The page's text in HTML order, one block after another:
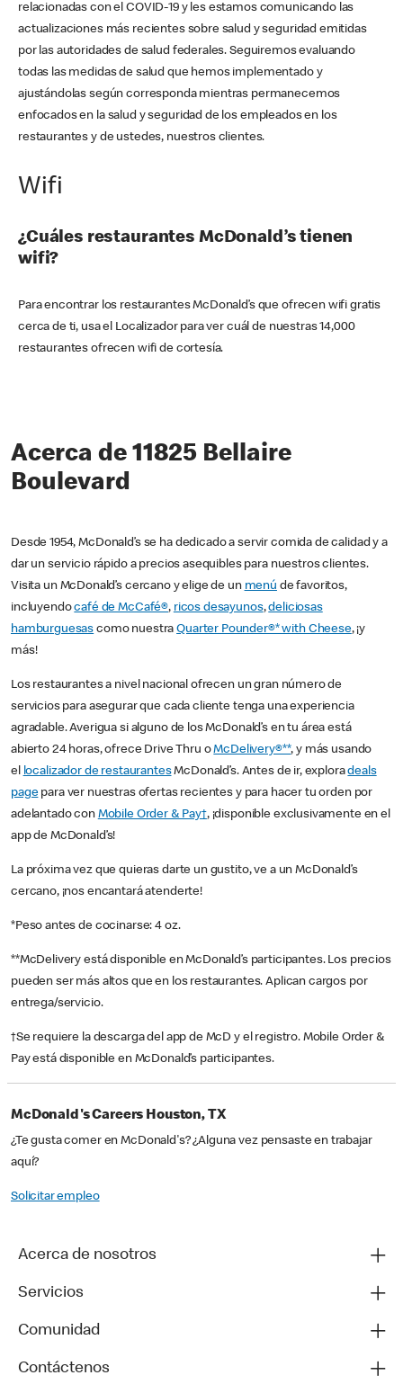
relacionadas con el COVID-19 y les estamos comunicando las
actualizaciones más recientes sobre salud y seguridad emitidas
por las autoridades de salud federales. Seguiremos evaluando
todas las medidas de salud que hemos implementado y
ajustándolas según corresponda mientras permanecemos
enfocados en la salud y seguridad de los empleados en los
restaurantes y de ustedes, nuestros clientes.
Wifi
¿Cuáles restaurantes McDonald’s tienen
wifi?
Para encontrar los restaurantes McDonald’s que ofrecen wifi gratis
cerca de ti, usa el Localizador para ver cuál de nuestras 14,000
restaurantes ofrecen wifi de cortesía.
Acerca de 11825 Bellaire
Boulevard
Desde 1954, McDonald’s se ha dedicado a servir comida de calidad y a
dar un servicio rápido a precios asequibles para nuestros clientes.
Visita un McDonald’s cercano y elige de un menú de favoritos,
incluyendocafé de McCafé®, ricos desayunos,deliciosas
hamburguesas como nuestraQuarter Pounder®* with Cheese, ¡y
más!
Los restaurantes a nivel nacional ofrecen un gran número de
servicios para asegurar que cada cliente tenga una experiencia
agradable. Averigua si alguno de los McDonald’s en tu área está
abierto 24 horas, ofrece Drive Thru oMcDelivery®**, y más usando
el localizador de restaurantesMcDonald’s. Antes de ir, exploradeals
pagepara ver nuestras ofertas recientes y para hacer tu orden por
adelantado con Mobile Order & Pay†, ¡disponible exclusivamente en el
app de McDonald’s!
La próxima vez que quieras darte un gustito, ve a un McDonald’s
cercano, ¡nos encantará atenderte!
*Peso antes de cocinarse: 4 oz.
**McDelivery está disponible en McDonald’s participantes. Los precios
pueden ser más altos que en los restaurantes. Aplican cargos por
entrega/servicio.
†Se requiere la descarga del app de McD y el registro. Mobile Order &
Pay está disponible en McDonald’s participantes.
McDonald's Careers Houston, TX
¿Te gusta comer en McDonald's? ¿Alguna vez pensaste en trabajar
aquí?
Solicitar empleo
Acerca de nosotros
Servicios
Comunidad
Contáctenos